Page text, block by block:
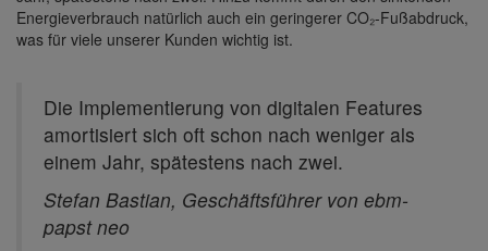
Ener­gie­ver­brauch natür­lich auch ein gerin­gerer CO₂-Fußab­druck,
was für viele unserer Kunden wichtig ist.
Die Imple­men­tie­rung von digi­talen Features
amor­ti­siert sich oft schon nach weniger als
einem Jahr, spätes­tens nach zwei.
Stefan Bastian, Geschäfts­führer von ebm-
papst neo